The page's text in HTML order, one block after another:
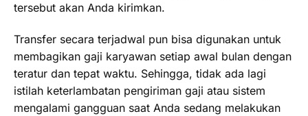
tersebut akan Anda kirimkan.
Transfer secara terjadwal pun bisa digunakan untuk
membagikan gaji karyawan setiap awal bulan dengan
teratur dan tepat waktu. Sehingga, tidak ada lagi
istilah keterlambatan pengiriman gaji atau sistem
mengalami gangguan saat Anda sedang melakukan